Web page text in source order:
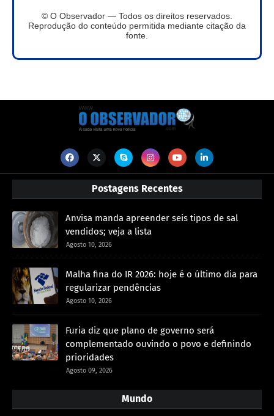
© O Observador — Todos os direitos reservados.
Reprodução do conteúdo permitida mediante citação da
fonte.
Postagens Recentes
Anvisa manda apreender seis tipos de sal
vendidos; veja a lista
Agosto 10, 2026
Malha fina do IR 2026: hoje é o último dia para
regularizar pendências
Agosto 10, 2026
Furia diz que plano de governo será
complementado ouvindo o povo e definindo
prioridades
Agosto 09, 2026
Mundo